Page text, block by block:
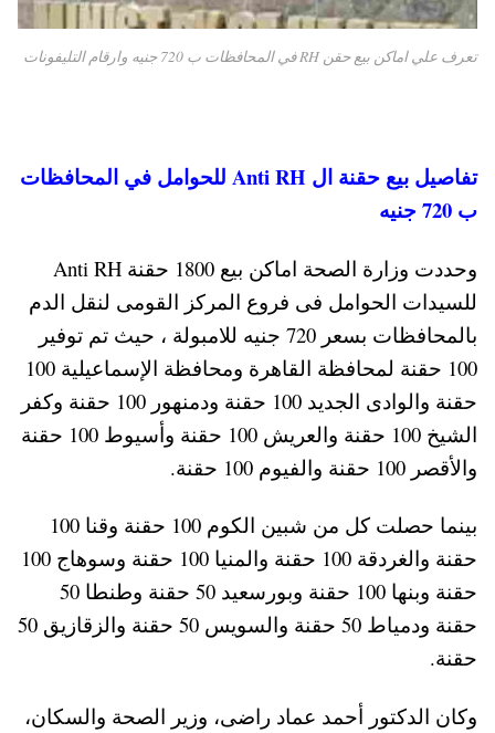
تعرف علي اماكن بيع حقن RH في المحافظات ب 720 جنيه وارقام التليفونات
تفاصيل بيع حقنة ال Anti RH للحوامل في المحافظات
ب 720 جنيه
وحددت وزارة الصحة اماكن بيع 1800 حقنة Anti RH
للسيدات الحوامل فى فروع المركز القومى لنقل الدم
بالمحافظات بسعر 720 جنيه للامبولة ، حيث تم توفير
100 حقنة لمحافظة القاهرة ومحافظة الإسماعيلية 100
حقنة والوادى الجديد 100 حقنة ودمنهور 100 حقنة وكفر
الشيخ 100 حقنة والعريش 100 حقنة وأسيوط 100 حقنة
والأقصر 100 حقنة والفيوم 100 حقنة.
بينما حصلت كل من شبين الكوم 100 حقنة وقنا 100
حقنة والغردقة 100 حقنة والمنيا 100 حقنة وسوهاج 100
حقنة وبنها 100 حقنة وبورسعيد 50 حقنة وطنطا 50
حقنة ودمياط 50 حقنة والسويس 50 حقنة والزقازيق 50
حقنة.
وكان الدكتور أحمد عماد راضى، وزير الصحة والسكان،